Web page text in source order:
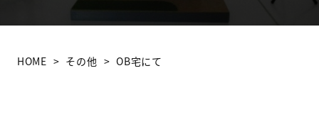
HOME その他 OB宅にて